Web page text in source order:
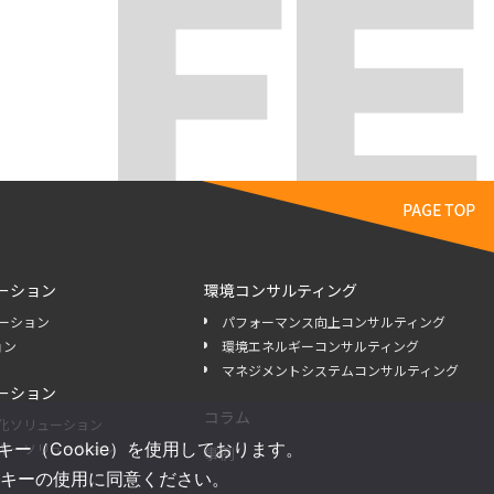
ション
ション
ション
ソリューション
ーソリューション
環境コンサルティング
パフォーマンス向上コンサルティング
環境エネルギーコンサルティング
マネジメントシステムコンサルティング
コラム
事例
（Cookie）を使用しております。
ーの使用に同意ください。